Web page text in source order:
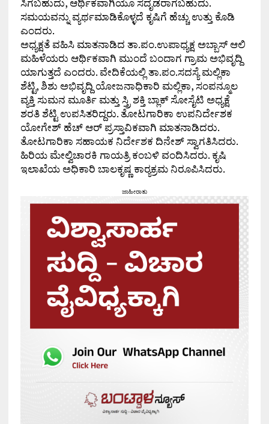
ಸಿಗಬಹುದು, ಆರ್ಥಿಕವಾಗಿಯೂ ಸದೃಡರಾಗಬಹುದು.
ಸಮಯವನ್ನು ವ್ಯರ್ಥಮಾಡಿಕೊಳ್ಳದೆ ಕೃಷಿಗೆ ಹೆಚ್ಚು ಉತ್ತು ಕೊಡಿ
ಎಂದರು.
ಅಧ್ಯಕ್ಷತೆ ವಹಿಸಿ ಮಾತನಾಡಿದ ತಾ.ಪಂ.ಉಪಾಧ್ಯಕ್ಷ ಅಬ್ಬಾಸ್ ಆಲಿ
ಮಹಿಳೆಯರು ಆರ್ಥಿಕವಾಗಿ ಮುಂದೆ ಬಂದಾಗ ಗ್ರಾಮ ಅಭಿವೃದ್ದಿ
ಯಾಗುತ್ತದೆ ಎಂದರು. ವೇದಿಕೆಯಲ್ಲಿ ತಾ.ಪಂ.ಸದಸ್ಯೆ ಮಲ್ಲಿಕಾ
ಶೆಟ್ಟಿ, ಶಿಶು ಅಭಿವೃದ್ದಿ ಯೋಜನಾಧಿಕಾರಿ ಮಲ್ಲಿಕಾ, ಸಂಪನ್ಮೂಲ
ವ್ಯಕ್ತಿ ಸುಮನ ಮೂರ್ತಿ ಮತ್ತು ಸ್ತ್ರಿ ಶಕ್ತಿ ಬ್ಲಾಕ್ ಸೋಸೈಟಿ ಅಧ್ಯಕ್ಷೆ
ಶರತಿ ಶೆಟ್ಟಿ ಉಪಸಿತರಿದ್ದರು. ತೋಟಗಾರಿಕಾ ಉಪನಿರ್ದೇಶಕ
ಯೋಗೇಶ್ ಹೆಚ್ ಆರ್ ಪ್ರಸ್ತಾವಿಕವಾಗಿ ಮಾತನಾಡಿದರು.
ತೋಟಗಾರಿಕಾ ಸಹಾಯಕ ನಿರ್ದೇಶಕ ದಿನೇಶ್ ಸ್ವಾಗತಿಸಿದರು.
ಹಿರಿಯ ಮೇಲ್ವಿಚಾರಕಿ ಗಾಯತ್ರಿ ಕಂಬಳಿ ವಂದಿಸಿದರು. ಕೃಷಿ
ಇಲಾಖೆಯ ಅಧಿಕಾರಿ ಬಾಲಕೃಷ್ಣ ಕಾರ್‍ಯಕ್ರಮ ನಿರೂಪಿಸಿದರು.
ಜಾಹೀರಾತು